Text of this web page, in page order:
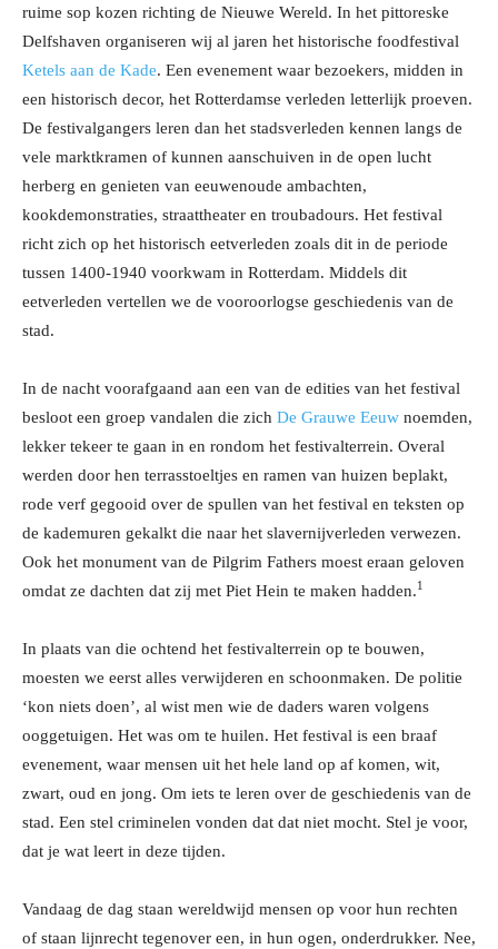
ruime sop kozen richting de Nieuwe Wereld. In het pittoreske
Delfshaven organiseren wij al jaren het historische foodfestival
Ketels aan de Kade. Een evenement waar bezoekers, midden in
een historisch decor, het Rotterdamse verleden letterlijk proeven.
De festivalgangers leren dan het stadsverleden kennen langs de
vele marktkramen of kunnen aanschuiven in de open lucht
herberg en genieten van eeuwenoude ambachten,
kookdemonstraties, straattheater en troubadours. Het festival
richt zich op het historisch eetverleden zoals dit in de periode
tussen 1400-1940 voorkwam in Rotterdam. Middels dit
eetverleden vertellen we de vooroorlogse geschiedenis van de
stad.
In de nacht voorafgaand aan een van de edities van het festival
besloot een groep vandalen die zich De Grauwe Eeuw noemden,
lekker tekeer te gaan in en rondom het festivalterrein. Overal
werden door hen terrasstoeltjes en ramen van huizen beplakt,
rode verf gegooid over de spullen van het festival en teksten op
de kademuren gekalkt die naar het slavernijverleden verwezen.
Ook het monument van de Pilgrim Fathers moest eraan geloven
omdat ze dachten dat zij met Piet Hein te maken hadden.1
In plaats van die ochtend het festivalterrein op te bouwen,
moesten we eerst alles verwijderen en schoonmaken. De politie
‘kon niets doen’, al wist men wie de daders waren volgens
ooggetuigen. Het was om te huilen. Het festival is een braaf
evenement, waar mensen uit het hele land op af komen, wit,
zwart, oud en jong. Om iets te leren over de geschiedenis van de
stad. Een stel criminelen vonden dat dat niet mocht. Stel je voor,
dat je wat leert in deze tijden.
Vandaag de dag staan wereldwijd mensen op voor hun rechten
of staan lijnrecht tegenover een, in hun ogen, onderdrukker. Nee,